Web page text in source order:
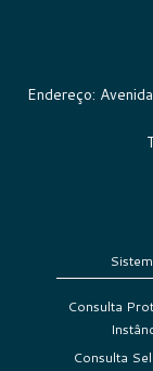
Endereço:
Consulta
Consulta